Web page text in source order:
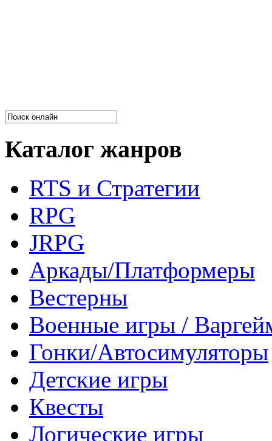
Каталог жанров
RTS и Стратегии
RPG
JRPG
Аркады/Платформеры
Вестерны
Военные игры /
Гонки/Автосимуляторы
Детские игры
Квесты
Логические игры